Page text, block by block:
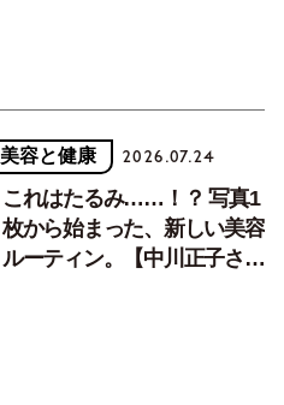
美容と健康 2026.07.24
これはたるみ……！？ 写真1
枚から始まった、新しい美容
ルーティン。【中川正子さん